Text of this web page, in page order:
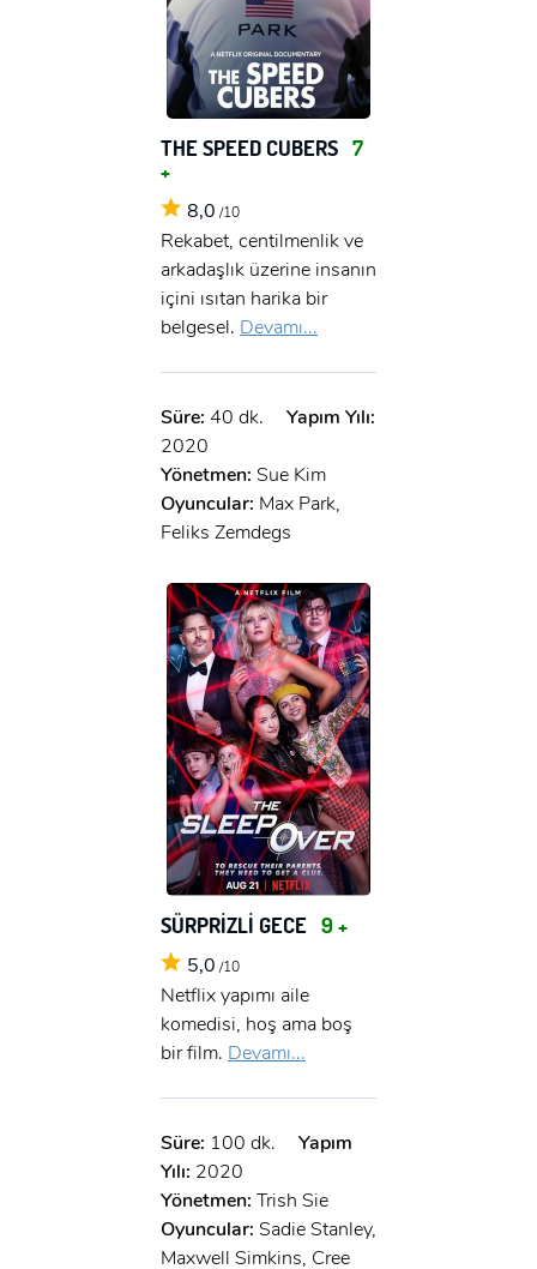
THE SPEED CUBERS 7
+
8,0 /10
Rekabet, centilmenlik ve
arkadaşlık üzerine insanın
içini ısıtan harika bir
belgesel. Devamı...
Süre: 40 dk.
Yapım Yılı:
2020
Yönetmen: Sue Kim
Oyuncular: Max Park,
Feliks Zemdegs
SÜRPRİZLİ GECE 9 +
5,0 /10
Netflix yapımı aile
komedisi, hoş ama boş
bir film. Devamı...
Süre: 100 dk.
Yapım
Yılı: 2020
Yönetmen: Trish Sie
Oyuncular: Sadie Stanley,
Maxwell Simkins, Cree